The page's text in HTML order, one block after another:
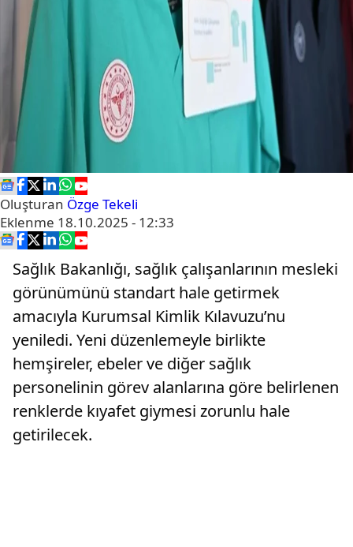
Oluşturan Özge Tekeli
Eklenme 18.10.2025 - 12:33
Sağlık Bakanlığı, sağlık çalışanlarının mesleki
görünümünü standart hale getirmek
amacıyla Kurumsal Kimlik Kılavuzu’nu
yeniledi. Yeni düzenlemeyle birlikte
hemşireler, ebeler ve diğer sağlık
personelinin görev alanlarına göre belirlenen
renklerde kıyafet giymesi zorunlu hale
getirilecek.